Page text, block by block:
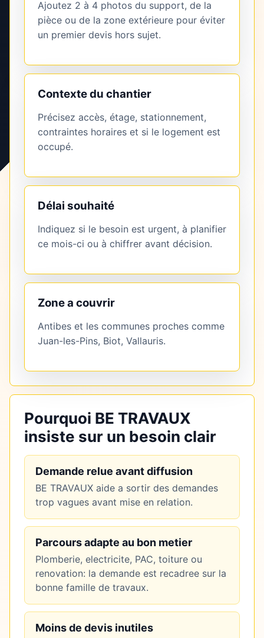
Ajoutez 2 à 4 photos du support, de la
pièce ou de la zone extérieure pour éviter
un premier devis hors sujet.
Contexte du chantier
Précisez accès, étage, stationnement,
contraintes horaires et si le logement est
occupé.
Délai souhaité
Indiquez si le besoin est urgent, à planifier
ce mois-ci ou à chiffrer avant décision.
Zone a couvrir
Antibes et les communes proches comme
Juan-les-Pins, Biot, Vallauris.
Pourquoi BE TRAVAUX
insiste sur un besoin clair
Demande relue avant diffusion
BE TRAVAUX aide a sortir des demandes
trop vagues avant mise en relation.
Parcours adapte au bon metier
Plomberie, electricite, PAC, toiture ou
renovation: la demande est recadree sur la
bonne famille de travaux.
Moins de devis inutiles